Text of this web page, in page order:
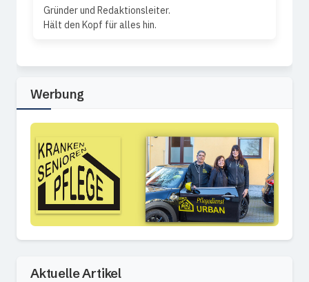
Gründer und Redaktionsleiter.
Hält den Kopf für alles hin.
Werbung
Aktuelle Artikel